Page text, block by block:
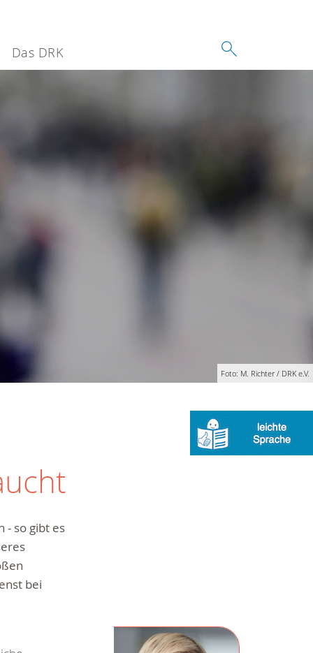
Das DRK
Foto: M. Richter / DRK e.V.
- so gibt es
bei